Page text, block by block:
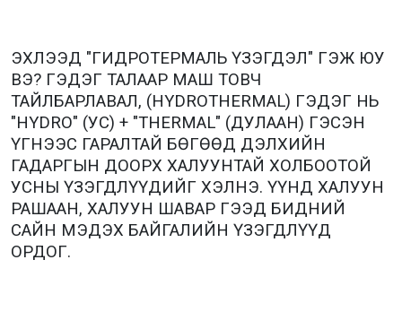
ЭХЛЭЭД "ГИДРОТЕРМАЛЬ ҮЗЭГДЭЛ" ГЭЖ ЮУ
ВЭ? ГЭДЭГ ТАЛААР МАШ ТОВЧ
ТАЙЛБАРЛАВАЛ, (HYDROTHERMAL) ГЭДЭГ НЬ
"HYDRO" (УС) + "THERMAL" (ДУЛААН) ГЭСЭН
ҮГНЭЭС ГАРАЛТАЙ БӨГӨӨД ДЭЛХИЙН
ГАДАРГЫН ДООРХ ХАЛУУНТАЙ ХОЛБООТОЙ
УСНЫ ҮЗЭГДЛҮҮДИЙГ ХЭЛНЭ. ҮҮНД ХАЛУУН
РАШААН, ХАЛУУН ШАВАР ГЭЭД БИДНИЙ
САЙН МЭДЭХ БАЙГАЛИЙН ҮЗЭГДЛҮҮД
ОРДОГ.